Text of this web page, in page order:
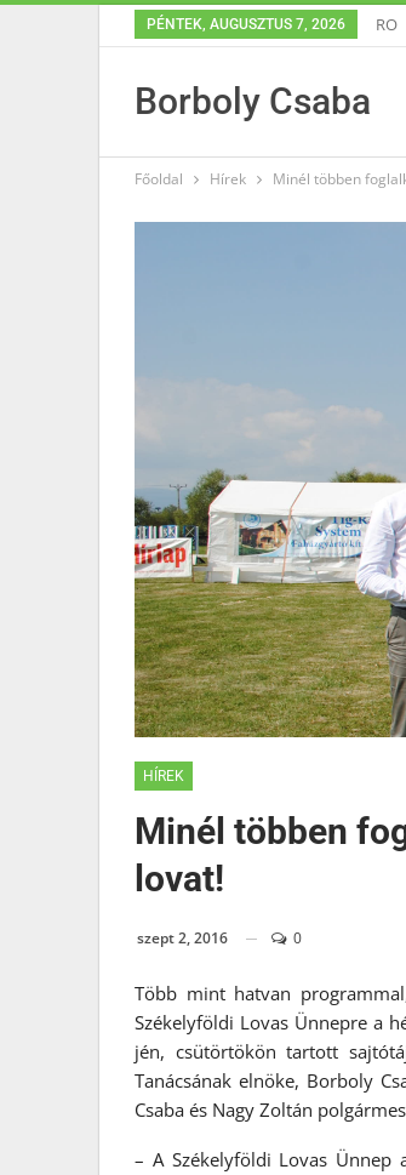
PÉNTEK, AUGUSZTUS 7, 2026 RO
Borboly Csaba
Főoldal Hírek Minél többen
HÍREK
Minél többen
lovat!
szept 2, 2016 0
Több mint hatvan
Székelyföldi Lovas Ünnepre a
jén, csütörtökön tartott
Tanácsának elnöke, Borboly
Csaba és Nagy Zoltán
– A Székelyföldi Lovas Ünnep